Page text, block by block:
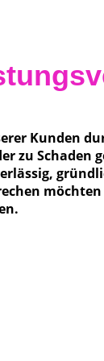
Kunden
zu Schaden